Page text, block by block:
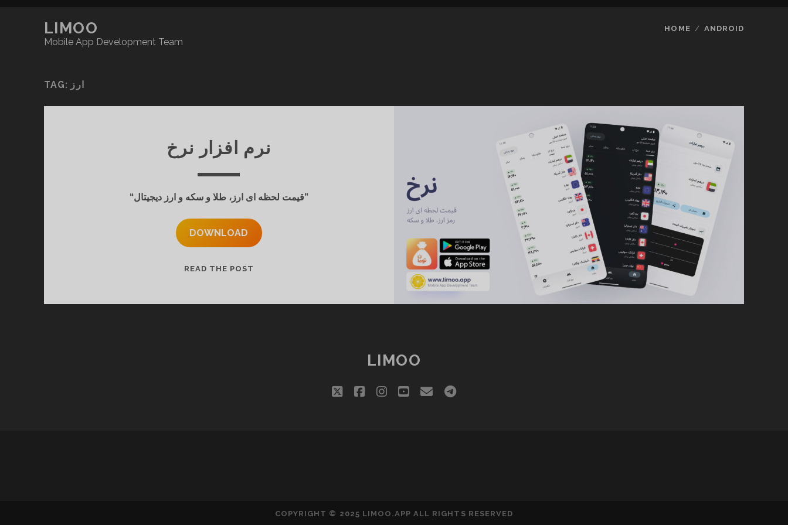
LIMOO
Mobile App Development Team
HOME ANDROID
TAG: ارز
نرم افزار نرخ
“قیمت لحظه ای ارز، طلا و سکه و ارز دیجیتال”
DOWNLOAD
READ THE POST
LIMOO
twitterfacebookinstagram
youtube
emailtelegram
COPYRIGHT © 2025 LIMOO.APP ALL RIGHTS RESERVED